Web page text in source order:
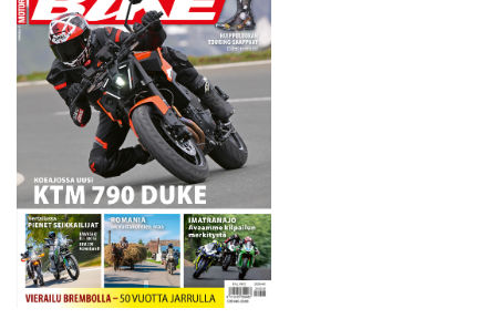
jossa hän oli viime kaudella
tärkeä tekijä…